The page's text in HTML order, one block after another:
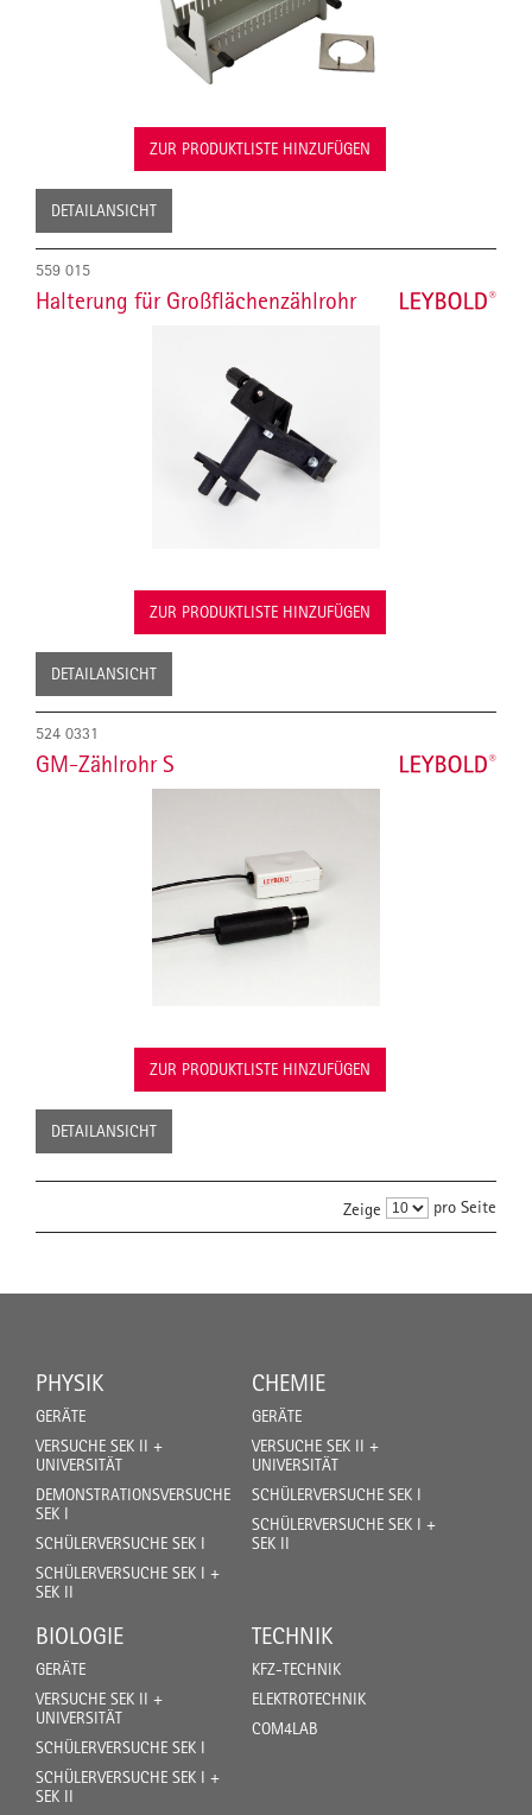
ZUR PRODUKTLISTE HINZUFÜGEN
DETAILANSICHT
559 015
Halterung für Großflächenzählrohr
ZUR PRODUKTLISTE HINZUFÜGEN
DETAILANSICHT
524 0331
GM-Zählrohr S
ZUR PRODUKTLISTE HINZUFÜGEN
DETAILANSICHT
Zeige pro Seite
PHYSIK
GERÄTE
VERSUCHE SEK II +
UNIVERSITÄT
DEMONSTRATIONSVERSUCHE
SEK I
SCHÜLERVERSUCHE SEK I
SCHÜLERVERSUCHE SEK I +
SEK II
CHEMIE
GERÄTE
VERSUCHE SEK II +
UNIVERSITÄT
SCHÜLERVERSUCHE SEK I
SCHÜLERVERSUCHE SEK I +
SEK II
BIOLOGIE
GERÄTE
VERSUCHE SEK II +
UNIVERSITÄT
SCHÜLERVERSUCHE SEK I
SCHÜLERVERSUCHE SEK I +
SEK II
TECHNIK
KFZ-TECHNIK
ELEKTROTECHNIK
COM4LAB